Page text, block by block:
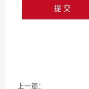
上一篇：